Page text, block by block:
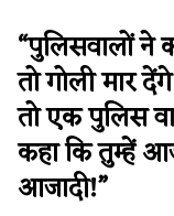
“पुलिसवालों ने
तो गोली मार
तो एक पुलिस
कहा कि तुम्हें
आजादी!”